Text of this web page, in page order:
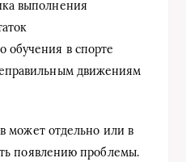
выполнения
обучения в спорте
движениям
может отдельно или в
появлению проблемы.